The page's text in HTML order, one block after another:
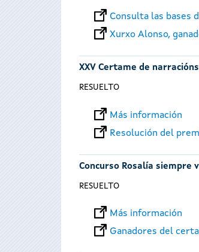
Consulta las bases
Xurxo Alonso,
XXV Certame de
RESUELTO
Más información
Resolución del
Concurso Rosalía siempre
RESUELTO
Más información
Ganadores del